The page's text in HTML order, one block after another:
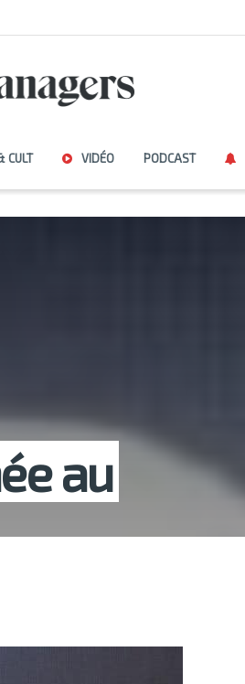
CULT VIDÉO PODCAST
au